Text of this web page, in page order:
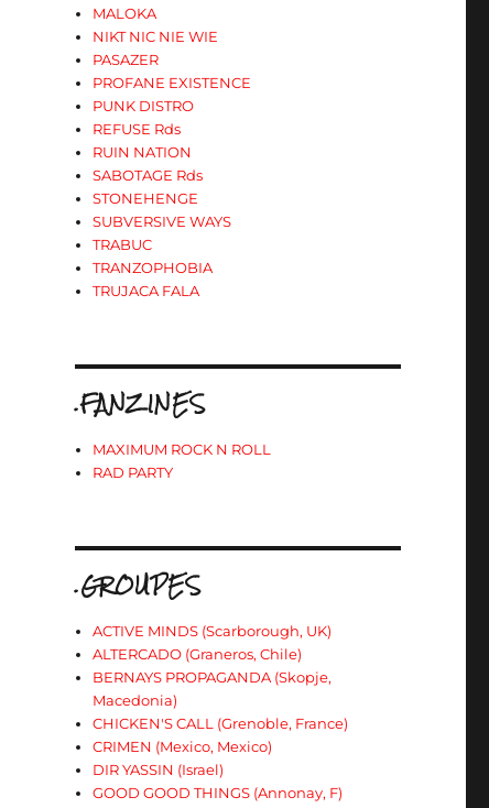
MALOKA
NIKT NIC NIE WIE
PASAZER
PROFANE EXISTENCE
PUNK DISTRO
REFUSE Rds
RUIN NATION
SABOTAGE Rds
STONEHENGE
SUBVERSIVE WAYS
TRABUC
TRANZOPHOBIA
TRUJACA FALA
.FANZINES
MAXIMUM ROCK N ROLL
RAD PARTY
.GROUPES
ACTIVE MINDS (Scarborough, UK)
ALTERCADO (Graneros, Chile)
BERNAYS PROPAGANDA (Skopje,
Macedonia)
CHICKEN'S CALL (Grenoble, France)
CRIMEN (Mexico, Mexico)
DIR YASSIN (Israel)
GOOD GOOD THINGS (Annonay, F)